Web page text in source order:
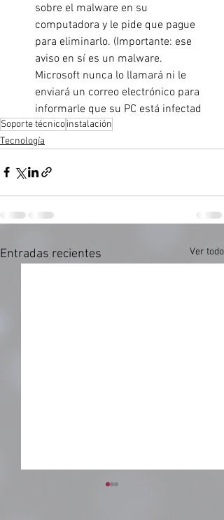
sobre el malware en su
computadora y le pide que pague
para eliminarlo. (Importante: ese
aviso en sí es un malware.
Microsoft nunca lo llamará ni le
enviará un correo electrónico para
informarle que su PC está infectad
Soporte técnicoinstalación
Tecnología
Entradas recientes Ver todo